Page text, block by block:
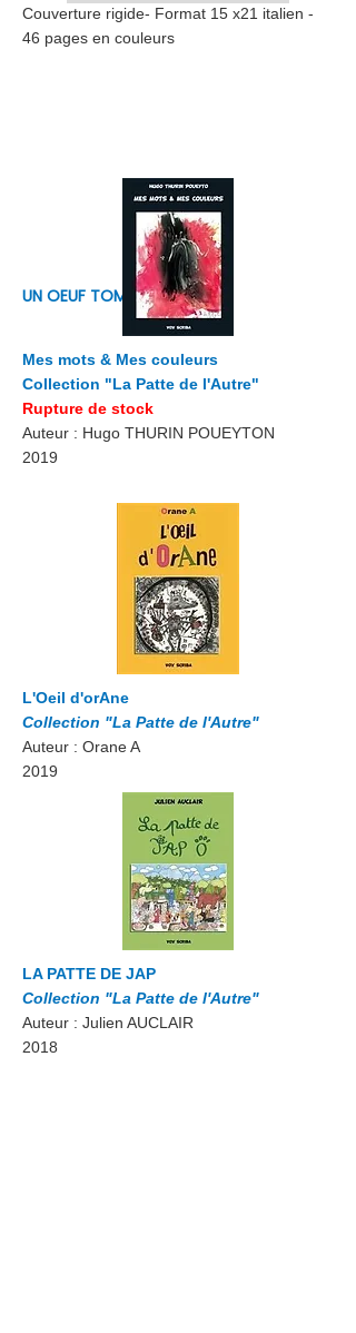
Couverture rigide- Format 15 x21 italien -
46 pages en couleurs
UN OEUF TOMBE DU CIEL
Mes mots & Mes couleurs
Collection "La Patte de l'Autre"
Rupture de stock
Auteur : Hugo THURIN POUEYTON
2019
L'Oeil d'orAne
Collection "La Patte de l'Autre"
Auteur : Orane A
2019
LA PATTE DE JAP
Collection "La Patte de l'Autre"
Auteur : Julien AUCLAIR
2018